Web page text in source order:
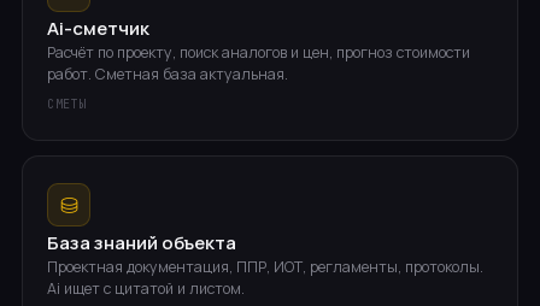
Ai-сметчик
Расчёт по проекту, поиск аналогов и цен, прогноз стоимости
работ. Сметная база актуальная.
СМЕТЫ
⛁
База знаний объекта
Проектная документация, ППР, ИОТ, регламенты, протоколы.
Ai ищет с цитатой и листом.